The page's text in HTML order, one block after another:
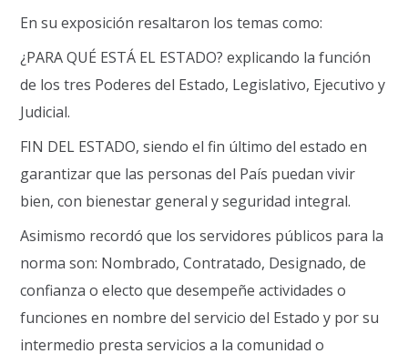
En su exposición resaltaron los temas como:
¿PARA QUÉ ESTÁ EL ESTADO? explicando la función
de los tres Poderes del Estado, Legislativo, Ejecutivo y
Judicial.
FIN DEL ESTADO, siendo el fin último del estado en
garantizar que las personas del País puedan vivir
bien, con bienestar general y seguridad integral.
Asimismo recordó que los servidores públicos para la
norma son: Nombrado, Contratado, Designado, de
confianza o electo que desempeñe actividades o
funciones en nombre del servicio del Estado y por su
intermedio presta servicios a la comunidad o